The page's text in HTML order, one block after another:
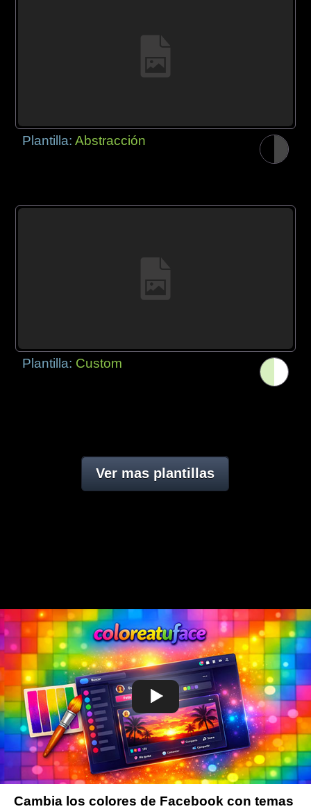
Plantilla:Abstracción
Plantilla: Custom
Ver mas plantillas
Cambia los colores de Facebook con temas